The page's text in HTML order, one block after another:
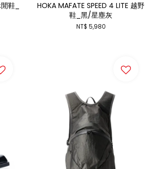
鞋_
HOKA MAFATE SPEED 4 LITE 越野
鞋_黑/星塵灰
NT$ 5,980